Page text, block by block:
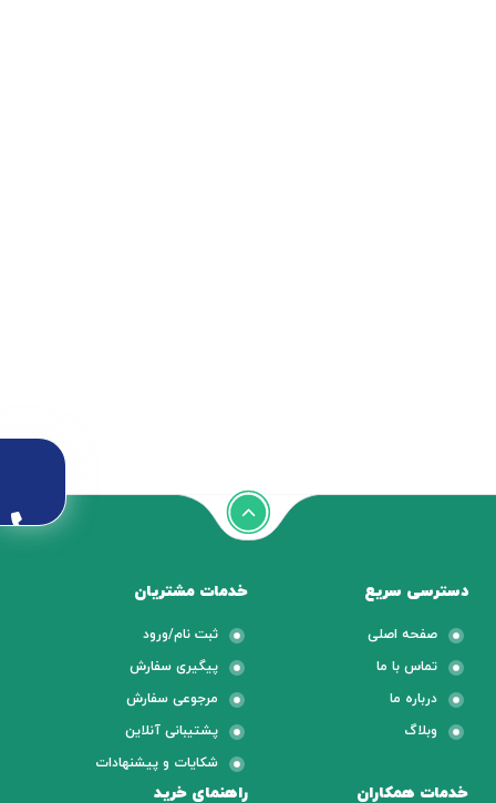
دسترسی سریع خدمات مشتریان
خدمات همکاران راهنمای خرید
صفحه اصلی
تماس با ما
درباره ما
وبلاگ
ثبت نام/ورود
پیگیری سفارش
مرجوعی سفارش
پشتیبانی آنلاین
شکایات و پیشنهادات